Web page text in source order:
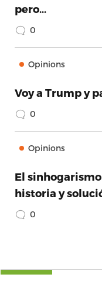
pero…
0
Opinions
Voy a Trump y
0
Opinions
El
historia y
0